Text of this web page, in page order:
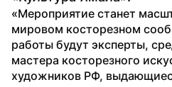
«Мероприятие станет
мировом косторезном
работы будут эксперты,
мастера косторезного
художников РФ,